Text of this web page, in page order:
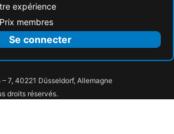
expérience
membres
Se connecter
– 7, 40221 Düsseldorf, Allemagne
droits réservés.